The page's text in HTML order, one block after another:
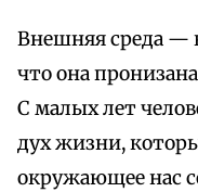
Внешняя среда —
что она
С малых лет
дух жизни,
окружающее нас